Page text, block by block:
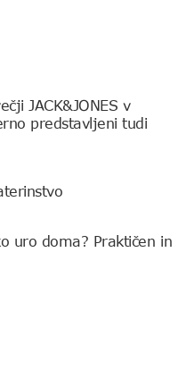
JACK&JONES v
predstavljeni tudi
uro doma? Praktičen in